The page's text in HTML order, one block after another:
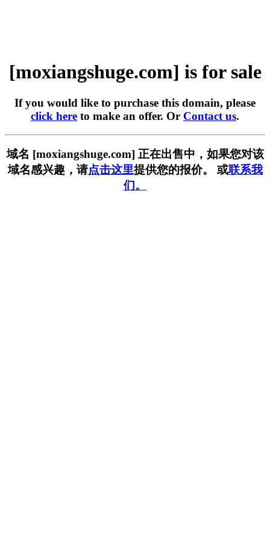
[moxiangshuge.com] is for sale
If you would like to purchase this domain, please
click here to make an offer. Or Contact us.
域名 [moxiangshuge.com] 正在出售中，如果您对该
域名感兴趣，请点击这里提供您的报价。 或联系我
们。